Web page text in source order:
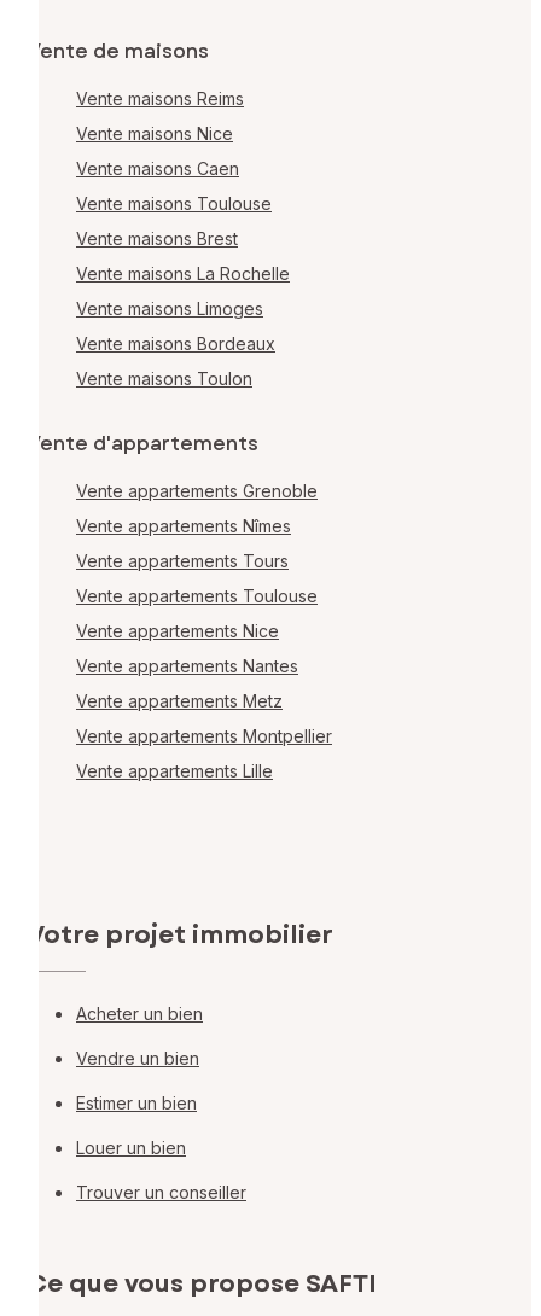
Vente de maisons
Vente maisons Reims
Vente maisons Nice
Vente maisons Caen
Vente maisons Toulouse
Vente maisons Brest
Vente maisons La Rochelle
Vente maisons Limoges
Vente maisons Bordeaux
Vente maisons Toulon
Vente d'appartements
Vente appartements Grenoble
Vente appartements Nîmes
Vente appartements Tours
Vente appartements Toulouse
Vente appartements Nice
Vente appartements Nantes
Vente appartements Metz
Vente appartements Montpellier
Vente appartements Lille
Votre projet immobilier
Acheter un bien
Vendre un bien
Estimer un bien
Louer un bien
Trouver un conseiller
Ce que vous propose SAFTI